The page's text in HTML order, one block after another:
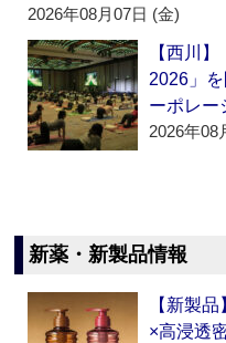
2026年08月07日 (金)
【西川
2026」
ーポレ
2026年08
新薬・新製品情報
【新製
×高浸透